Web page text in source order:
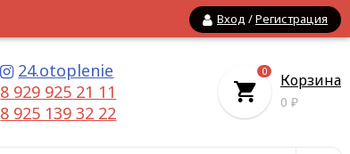
Вход /Регистрация
24.otoplenie
8 929 925 21 11
8 925 139 32 22
0 Корзина
0 ₽